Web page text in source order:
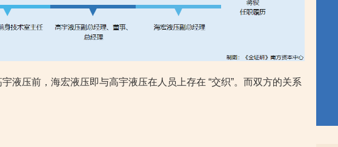
液压前，海宏液压即与高宇液压在人员上存在 “交织”。而双方的关系